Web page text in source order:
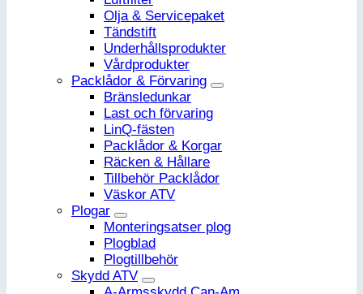
Olja & Servicepaket
Tändstift
Underhållsprodukter
Vårdprodukter
Packlådor & Förvaring
Bränsledunkar
Last och förvaring
LinQ-fästen
Packlådor & Korgar
Räcken & Hållare
Tillbehör Packlådor
Väskor ATV
Plogar
Monteringsatser plog
Plogblad
Plogtillbehör
Skydd ATV